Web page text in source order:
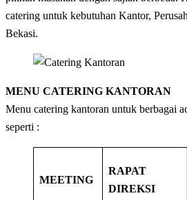
catering untuk kebutuhan Kantor,
Bekasi.
MENU CATERING KANTORAN
Menu catering kantoran untuk berbagai
seperti :
MEETING
RAPAT
DIREKSI